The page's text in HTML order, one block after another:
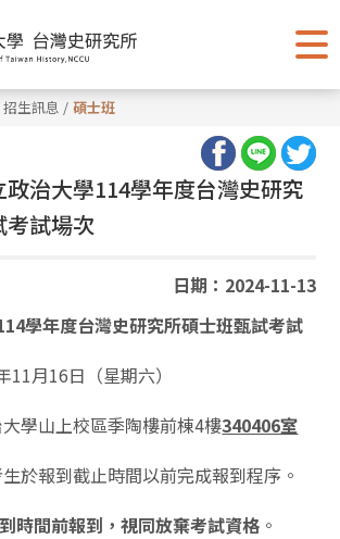
招生訊息 / 碩士班
政治大學114學年度台灣史研究
考試場次
日期：2024-11-13
學年度台灣史研究所碩士班甄試考試
11月16日（星期六）
大學山上校區季陶樓前棟4樓340406室
生於報到截止時間以前完成報到程序。
時間前報到，視同放棄考試資格 。